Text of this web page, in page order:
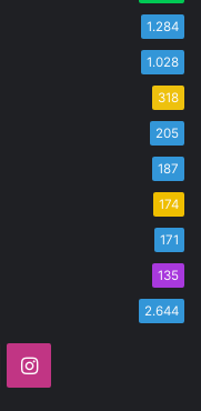
1.284
1.028
318
205
187
174
171
135
2.644
Instagram